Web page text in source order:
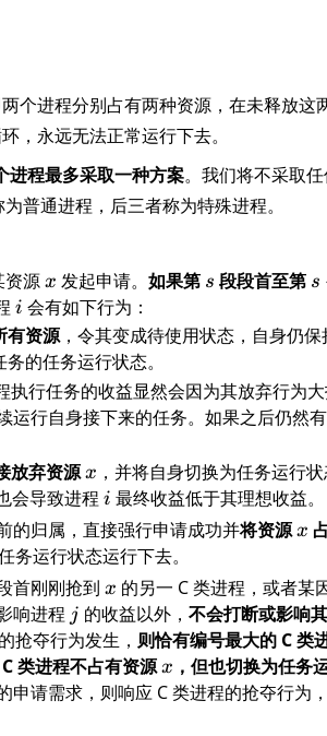
_
{
i,
k
_
4
,
2
)
个进程分别占有两种资源，在未释放这
，永远无法正常运行下去。
进程最多采取一种方案。我们将不采取
普通进程，后三者称为特殊进程。
资源x
x 发起申请。如果第 s
s 段段首至第 s
w
-
1
s
i
i 会有如下行为：
有资源，令其变成待使用状态，自身仍保
的任务运行状态。
执行任务的收益显然会因为其放弃行为
行自身接下来的任务。如果之后仍然
放弃资源x
x ，并将自身切换为任务运行
会导致进程 i
i 最终收益低于其理想收益。
的归属，直接强行申请成功并将资源x
x
务运行状态运行下去。
首刚刚抢到 x
x 的另一 C 类进程，或者某
响进程 jj 的收益以外， 不会打断或影响
抢夺行为发生， 则恰有编号最大的 C 类
类进程不占有资源x
x ，但也切换为任务
申请需求，则响应 C 类进程的抢夺行为